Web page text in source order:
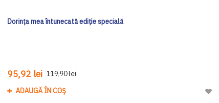
Dorința mea întunecată ediţie specială
95,92 lei 119,90 lei
ADAUGĂ ÎN COȘ